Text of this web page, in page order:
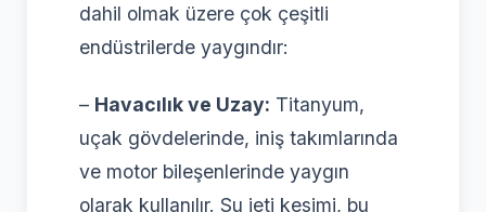
dahil olmak üzere çok çeşitli
endüstrilerde yaygındır:
– Havacılık ve Uzay: Titanyum,
uçak gövdelerinde, iniş takımlarında
ve motor bileşenlerinde yaygın
olarak kullanılır. Su jeti kesimi, bu